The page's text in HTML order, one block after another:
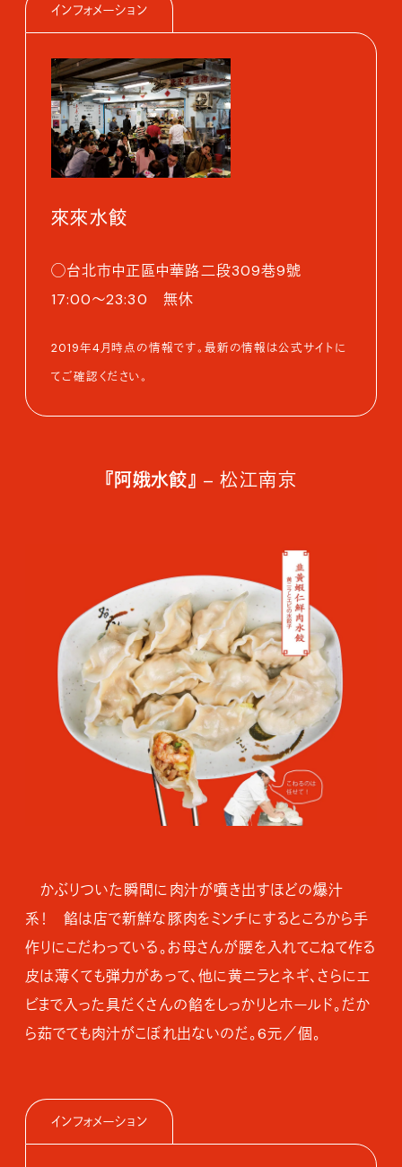
インフォメーション
來來水餃
◯台北市中正區中華路二段309巷9號
17:00～23:30 無休
2019年4月時点の情報です。最新の情報は公式サイトに
てご確認ください。
『阿娥水餃』 – 松江南京
かぶりついた瞬間に肉汁が噴き出すほどの爆汁
系！ 餡は店で新鮮な豚肉をミンチにするところから手
作りにこだわっている。お母さんが腰を入れてこねて作る
皮は薄くても弾力があって、他に黄ニラとネギ、さらにエ
ビまで入った具だくさんの餡をしっかりとホールド。だか
ら茹でても肉汁がこぼれ出ないのだ。6元／個。
インフォメーション